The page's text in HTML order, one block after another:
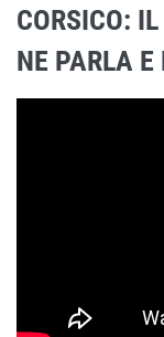
CORSICO:
NE PARLA